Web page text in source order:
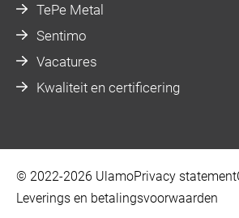
TePe Metal
Sentimo
Vacatures
Kwaliteit en certificering
© 2022-2026 UlamoPrivacy statement
Leverings en betalingsvoorwaarden